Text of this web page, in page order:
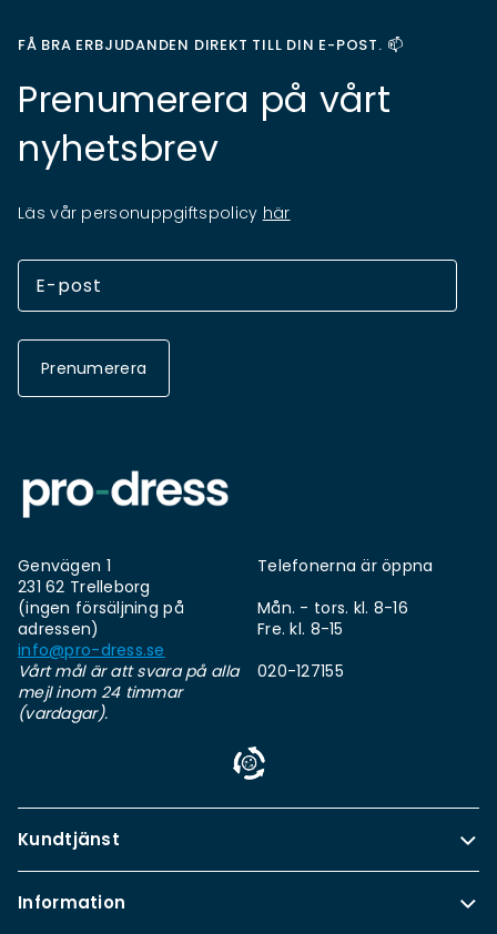
FÅ BRA ERBJUDANDEN DIREKT TILL DIN E-POST. 📫
Prenumerera på vårt
nyhetsbrev
Läs vår personuppgiftspolicy här
Prenumerera
Genvägen 1
231 62 Trelleborg
(ingen försäljning på
adressen)
info@pro-dress.se
Vårt mål är att svara på alla
mejl inom 24 timmar
(vardagar).
Telefonerna är öppna
Mån. - tors. kl. 8-16
Fre. kl. 8-15
020-127155
Kundtjänst
Information